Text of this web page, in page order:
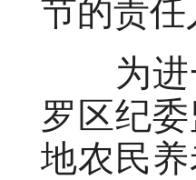
节的责
为进一
罗区纪
地农民